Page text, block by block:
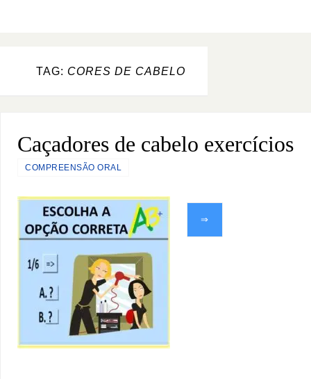
TAG: CORES DE CABELO
Caçadores de cabelo exercícios
COMPREENSÃO ORAL
⇒